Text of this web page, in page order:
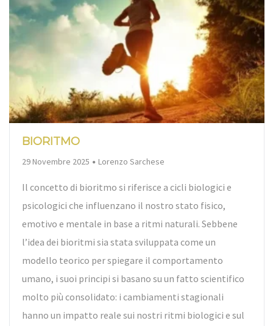
BIORITMO
29 Novembre 2025 By
Lorenzo Sarchese
Il concetto di bioritmo si riferisce a cicli biologici e
psicologici che influenzano il nostro stato fisico,
emotivo e mentale in base a ritmi naturali. Sebbene
l’idea dei bioritmi sia stata sviluppata come un
modello teorico per spiegare il comportamento
umano, i suoi principi si basano su un fatto scientifico
molto più consolidato: i cambiamenti stagionali
hanno un impatto reale sui nostri ritmi biologici e sul